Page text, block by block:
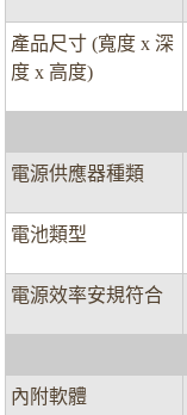
產品尺寸 (寬度 x 深
度 x 高度)
電源供應器種類
電池類型
電源效率安規符合
內附軟體